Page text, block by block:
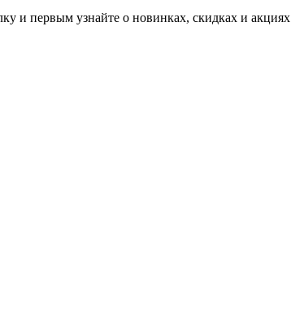
и первым узнайте о новинках, скидках и акциях